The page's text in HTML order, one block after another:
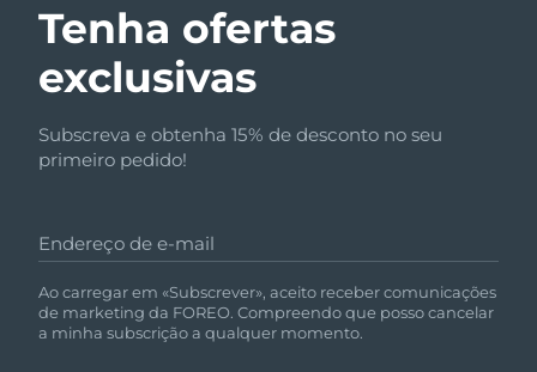
Tenha ofertas
exclusivas
Subscreva e obtenha 15% de desconto no seu
primeiro pedido!
Endereço de e-mail
Ao carregar em «Subscrever», aceito receber comunicações
de marketing da FOREO. Compreendo que posso cancelar
a minha subscrição a qualquer momento.